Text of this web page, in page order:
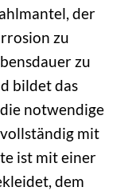
der
zu
zu
bildet das
notwendige
mit
ist mit einer
dem